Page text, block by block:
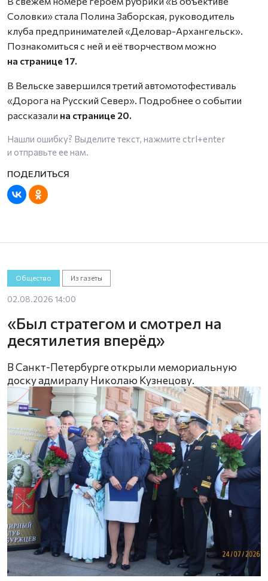
Соловки» стала Полина Заборская, руководитель
клуба предпринимателей «Деловар-Архангельск».
Познакомиться с ней и её творчеством можно
на странице 17.
В Вельске завершился третий автомотофестиваль
«Дорога на Русский Север». Подробнее о событии
рассказали на странице 20.
Нашли ошибку? Выделите текст, нажмите ctrl+enter
и отправьте ее нам.
Общество Из газеты
02.08.2026 14:00
«Был стратегом и смотрел на
десятилетия вперёд»
В Санкт-Петербурге открыли мемориальную
доску адмиралу Николаю Кузнецову.